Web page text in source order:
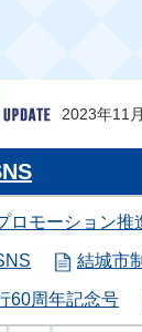
2023年11
ロモーション推
結城市
60周年記念号